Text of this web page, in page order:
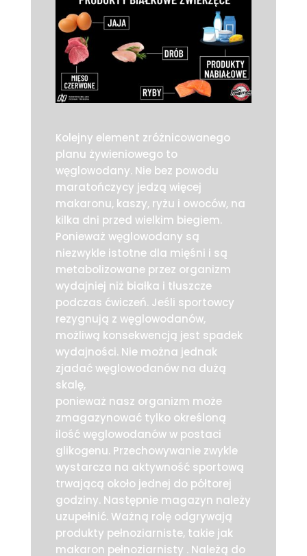
Kolejny element zróżnicowanego
planu żywieniowego to
węglowodany. Nie bez powodu
maratończycy jedzą więcej
makaronu, kaszy, ryżu i owoców, na
kilka dni przed wielkim biegiem.
Ponieważ węglowodany są
niezwykle istotne dla mięśni i są
metabolizowane przez organizm
wydajniej niż białka i tłuszcze
podczas ćwiczeń. Jeśli sportowcy
rezygnują z węglowodanów,
możliwą konsekwencją jest spadek
wydajności. Nie można jednak
zjadać węglowodanów na dużą
skalę,
ponieważ nasz organizm może
zmagazynować tylko określoną
ilość węglowodanów w postaci
glikogenu. Przechowywanie zwykle
wystarcza na aktywność sportową
trwającą około jednej do półtorej
godziny. Następnie magazyn należy
uzupełnić. Ważną rolę odgrywają
produkty pełnoziarniste, takie jak
makaron pełnoziarnisty . Należą do